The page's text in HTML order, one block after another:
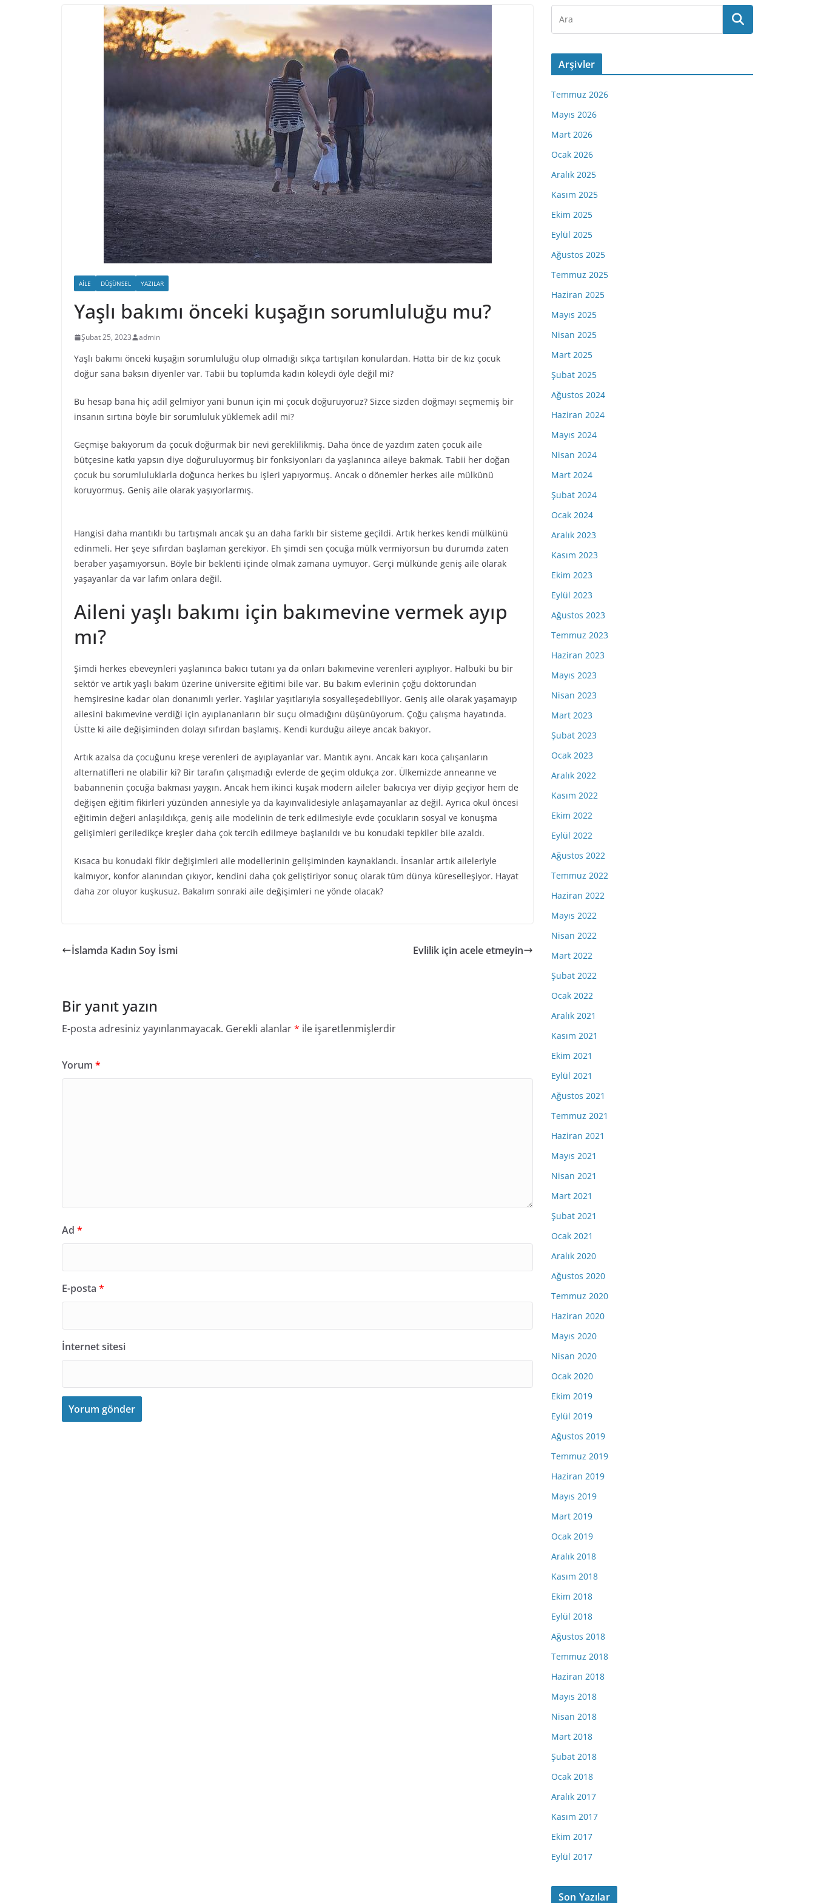
AILE DÜŞÜNSEL YAZILAR
Yaşlı bakımı önceki kuşağın sorumluluğu mu?
Şubat 25, 2023 admin
Yaşlı bakımı önceki kuşağın sorumluluğu olup olmadığı sıkça tartışılan konulardan. Hatta bir de kız çocuk
doğur sana baksın diyenler var. Tabii bu toplumda kadın köleydi öyle değil mi?
Bu hesap bana hiç adil gelmiyor yani bunun için mi çocuk doğuruyoruz? Sizce sizden doğmayı seçmemiş bir
insanın sırtına böyle bir sorumluluk yüklemek adil mi?
Geçmişe bakıyorum da çocuk doğurmak bir nevi gereklilikmiş. Daha önce de yazdım zaten çocuk aile
bütçesine katkı yapsın diye doğuruluyormuş bir fonksiyonları da yaşlanınca aileye bakmak. Tabii her doğan
çocuk bu sorumluluklarla doğunca herkes bu işleri yapıyormuş. Ancak o dönemler herkes aile mülkünü
koruyormuş. Geniş aile olarak yaşıyorlarmış.
Hangisi daha mantıklı bu tartışmalı ancak şu an daha farklı bir sisteme geçildi. Artık herkes kendi mülkünü
edinmeli. Her şeye sıfırdan başlaman gerekiyor. Eh şimdi sen çocuğa mülk vermiyorsun bu durumda zaten
beraber yaşamıyorsun. Böyle bir beklenti içinde olmak zamana uymuyor. Gerçi mülkünde geniş aile olarak
yaşayanlar da var lafım onlara değil.
Aileni yaşlı bakımı için bakımevine vermek ayıp
mı?
Şimdi herkes ebeveynleri yaşlanınca bakıcı tutanı ya da onları bakımevine verenleri ayıplıyor. Halbuki bu bir
sektör ve artık yaşlı bakım üzerine üniversite eğitimi bile var. Bu bakım evlerinin çoğu doktorundan
hemşiresine kadar olan donanımlı yerler. Yaşlılar yaşıtlarıyla sosyalleşedebiliyor. Geniş aile olarak yaşamayıp
ailesini bakımevine verdiği için ayıplananların bir suçu olmadığını düşünüyorum. Çoğu çalışma hayatında.
Üstte ki aile değişiminden dolayı sıfırdan başlamış. Kendi kurduğu aileye ancak bakıyor.
Artık azalsa da çocuğunu kreşe verenleri de ayıplayanlar var. Mantık aynı. Ancak karı koca çalışanların
alternatifleri ne olabilir ki? Bir tarafın çalışmadığı evlerde de geçim oldukça zor. Ülkemizde anneanne ve
babannenin çocuğa bakması yaygın. Ancak hem ikinci kuşak modern aileler bakıcıya ver diyip geçiyor hem de
değişen eğitim fikirleri yüzünden annesiyle ya da kayınvalidesiyle anlaşamayanlar az değil. Ayrıca okul öncesi
eğitimin değeri anlaşıldıkça, geniş aile modelinin de terk edilmesiyle evde çocukların sosyal ve konuşma
gelişimleri geriledikçe kreşler daha çok tercih edilmeye başlanıldı ve bu konudaki tepkiler bile azaldı.
Kısaca bu konudaki fikir değişimleri aile modellerinin gelişiminden kaynaklandı. İnsanlar artık aileleriyle
kalmıyor, konfor alanından çıkıyor, kendini daha çok geliştiriyor sonuç olarak tüm dünya küreselleşiyor. Hayat
daha zor oluyor kuşkusuz. Bakalım sonraki aile değişimleri ne yönde olacak?
İslamda Kadın Soy İsmi Evlilik için acele etmeyin
Bir yanıt yazın
E-posta adresiniz yayınlanmayacak. Gerekli alanlar* ile işaretlenmişlerdir
Yorum *
Ad *
E-posta *
İnternet sitesi
Arşivler
Temmuz 2026
Mayıs 2026
Mart 2026
Ocak 2026
Aralık 2025
Kasım 2025
Ekim 2025
Eylül 2025
Ağustos 2025
Temmuz 2025
Haziran 2025
Mayıs 2025
Nisan 2025
Mart 2025
Şubat 2025
Ağustos 2024
Haziran 2024
Mayıs 2024
Nisan 2024
Mart 2024
Şubat 2024
Ocak 2024
Aralık 2023
Kasım 2023
Ekim 2023
Eylül 2023
Ağustos 2023
Temmuz 2023
Haziran 2023
Mayıs 2023
Nisan 2023
Mart 2023
Şubat 2023
Ocak 2023
Aralık 2022
Kasım 2022
Ekim 2022
Eylül 2022
Ağustos 2022
Temmuz 2022
Haziran 2022
Mayıs 2022
Nisan 2022
Mart 2022
Şubat 2022
Ocak 2022
Aralık 2021
Kasım 2021
Ekim 2021
Eylül 2021
Ağustos 2021
Temmuz 2021
Haziran 2021
Mayıs 2021
Nisan 2021
Mart 2021
Şubat 2021
Ocak 2021
Aralık 2020
Ağustos 2020
Temmuz 2020
Haziran 2020
Mayıs 2020
Nisan 2020
Ocak 2020
Ekim 2019
Eylül 2019
Ağustos 2019
Temmuz 2019
Haziran 2019
Mayıs 2019
Mart 2019
Ocak 2019
Aralık 2018
Kasım 2018
Ekim 2018
Eylül 2018
Ağustos 2018
Temmuz 2018
Haziran 2018
Mayıs 2018
Nisan 2018
Mart 2018
Şubat 2018
Ocak 2018
Aralık 2017
Kasım 2017
Ekim 2017
Eylül 2017
Son Yazılar